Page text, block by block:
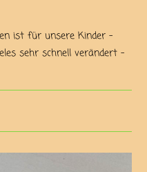
ist für unsere Kinder –
sehr schnell verändert –